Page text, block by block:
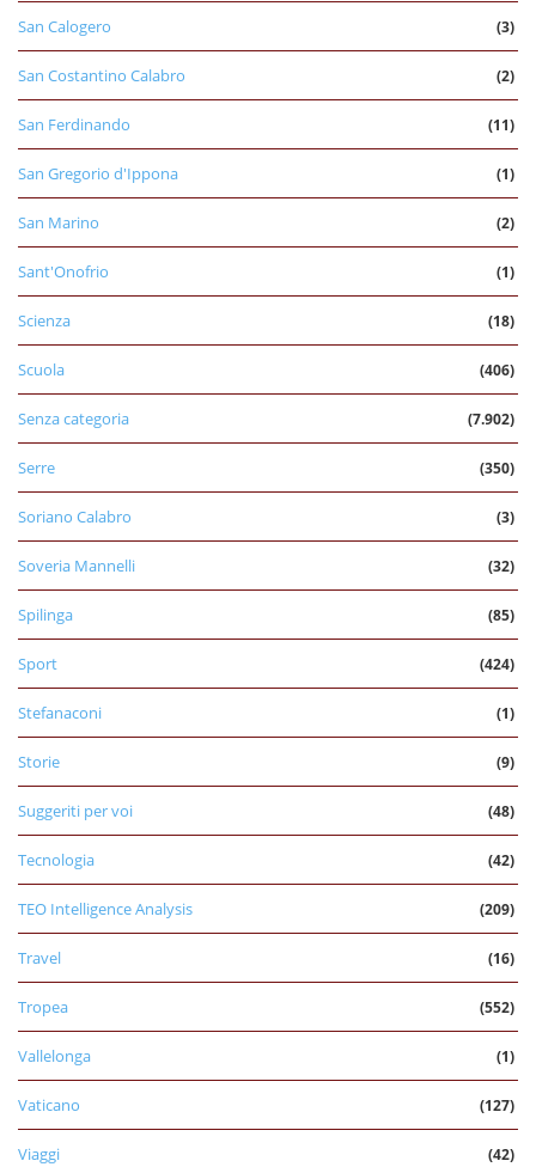
San Calogero (3)
San Costantino Calabro (2)
San Ferdinando (11)
San Gregorio d'Ippona (1)
San Marino (2)
Sant'Onofrio (1)
Scienza (18)
Scuola (406)
Senza categoria (7.902)
Serre (350)
Soriano Calabro (3)
Soveria Mannelli (32)
Spilinga (85)
Sport (424)
Stefanaconi (1)
Storie (9)
Suggeriti per voi (48)
Tecnologia (42)
TEO Intelligence Analysis (209)
Travel (16)
Tropea (552)
Vallelonga (1)
Vaticano (127)
Viaggi (42)